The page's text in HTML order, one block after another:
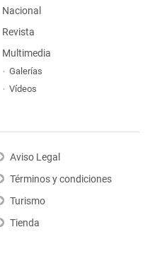
Nacional
Revista
Multimedia
Galerías
Vídeos
Aviso Legal
Términos y condiciones
Turismo
Tienda